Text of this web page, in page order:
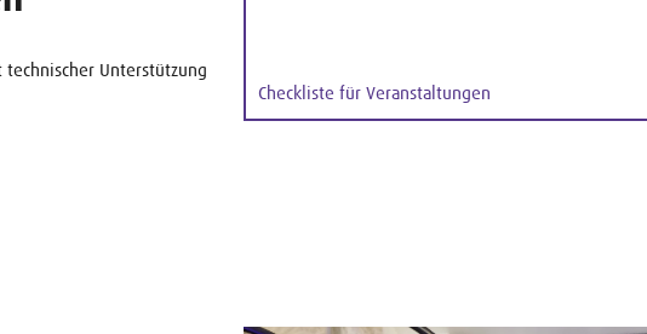
Unterstützung
Checkliste für Veranstaltungen